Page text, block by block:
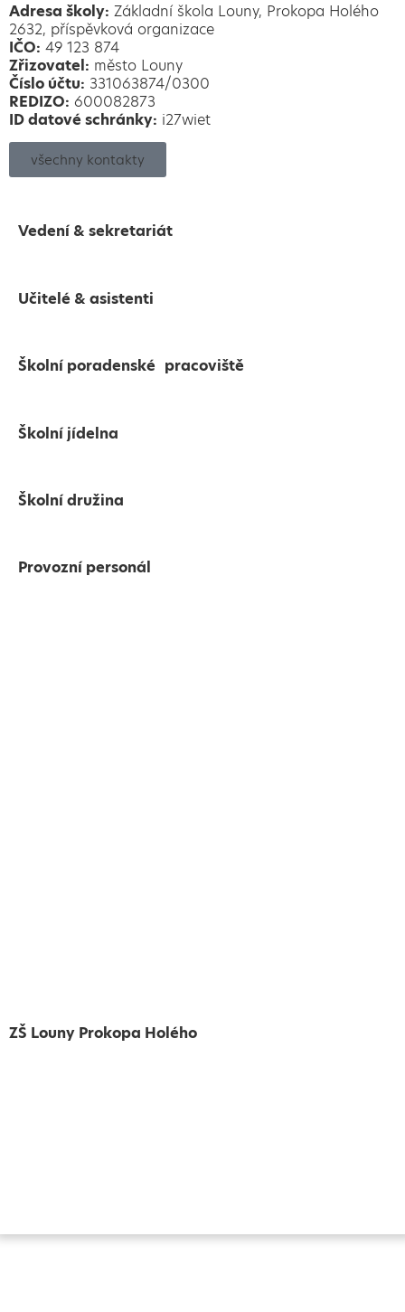
Adresa školy: Základní škola Louny, Prokopa Holého
2632, příspěvková organizace
IČO: 49 123 874
Zřizovatel: město Louny
Číslo účtu: 331063874/0300
REDIZO: 600082873
ID datové schránky: i27wiet
všechny kontakty
Vedení & sekretariát
Učitelé & asistenti
Školní poradenské pracoviště
Školní jídelna
Školní družina
Provozní personál
ZŠ Louny Prokopa Holého